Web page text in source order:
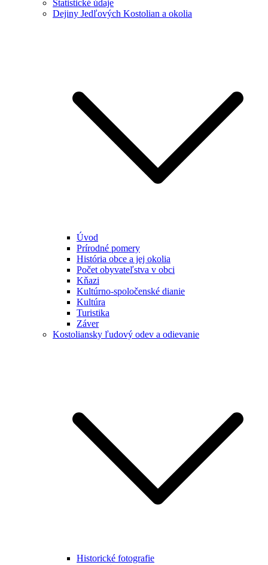
Štatistické údaje
Dejiny Jedľových Kostolian a okolia
Úvod
Prírodné pomery
História obce a jej okolia
Počet obyvateľstva v obci
Kňazi
Kultúrno-spoločenské dianie
Kultúra
Turistika
Záver
Kostoliansky ľudový odev a odievanie
Historické fotografie